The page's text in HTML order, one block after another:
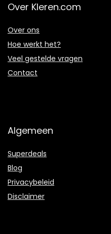
Over Kleren.com
Over ons
Hoe werkt het?
Veel gestelde vragen
Contact
Algemeen
Superdeals
Blog
Privacybeleid
Disclaimer